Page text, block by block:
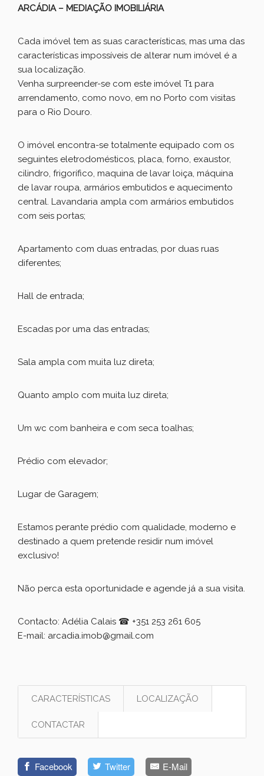
ARCÁDIA – MEDIAÇÃO IMOBILIÁRIA
Cada imóvel tem as suas características, mas uma das
características impossíveis de alterar num imóvel é a
sua localização.
Venha surpreender-se com este imóvel T1 para
arrendamento, como novo, em no Porto com visitas
para o Rio Douro.
O imóvel encontra-se totalmente equipado com os
seguintes eletrodomésticos, placa, forno, exaustor,
cilindro, frigorífico, maquina de lavar loiça, máquina
de lavar roupa, armários embutidos e aquecimento
central. Lavandaria ampla com armários embutidos
com seis portas;
Apartamento com duas entradas, por duas ruas
diferentes;
Hall de entrada;
Escadas por uma das entradas;
Sala ampla com muita luz direta;
Quanto amplo com muita luz direta;
Um wc com banheira e com seca toalhas;
Prédio com elevador;
Lugar de Garagem;
Estamos perante prédio com qualidade, moderno e
destinado a quem pretende residir num imóvel
exclusivo!
Não perca esta oportunidade e agende já a sua visita.
Contacto: Adélia Calais ☎ +351 253 261 605
E-mail: arcadia.imob@gmail.com
CARACTERÍSTICAS LOCALIZAÇÃO
CONTACTAR
Facebook Twitter E-Mail